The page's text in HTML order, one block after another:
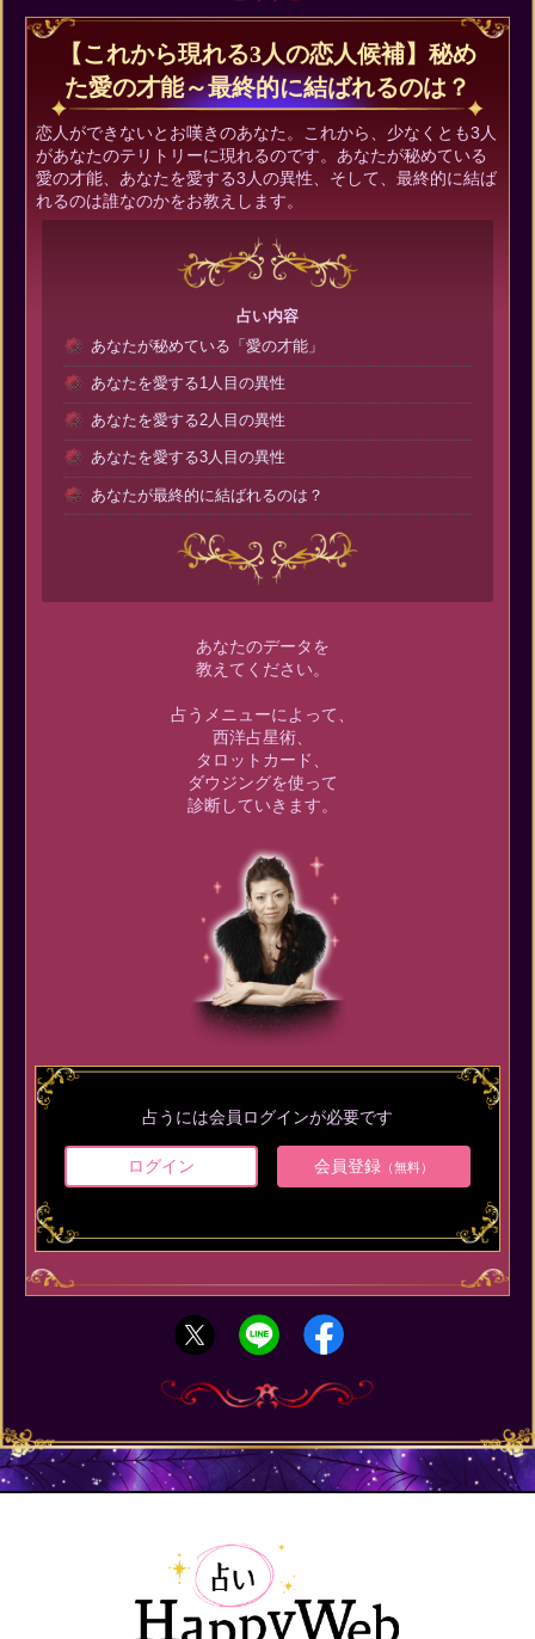
【これから現れる3人の恋人候補】秘め
た愛の才能～最終的に結ばれるのは？
恋人ができないとお嘆きのあなた。これから、少なくとも3人
があなたのテリトリーに現れるのです。あなたが秘めている
愛の才能、あなたを愛する3人の異性、そして、最終的に結ば
れるのは誰なのかをお教えします。
占い内容
あなたが秘めている「愛の才能」
あなたを愛する1人目の異性
あなたを愛する2人目の異性
あなたを愛する3人目の異性
あなたが最終的に結ばれるのは？
あなたのデータを
教えてください。
占うメニューによって、
西洋占星術、
タロットカード、
ダウジングを使って
診断していきます。
占うには会員ログインが必要です
ログイン 会員登録（無料）